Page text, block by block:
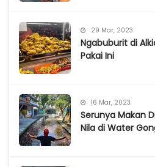
29 Mar, 2023
Ngabuburit di
Pakai Ini
16 Mar, 2023
Serunya Makan
Nila di Water